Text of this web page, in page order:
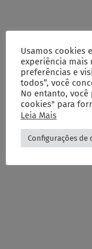
Usamos cookies
experiência mais
preferências e
todos”, você
No entanto, você
cookies" para
Leia Mais
Configurações de